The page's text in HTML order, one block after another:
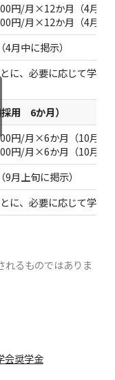
/月×12か月（4月～
円/月×12か月（4月～
月中に掲示）
に、必要に応じて学内
用 6か月）
/月×6か月（10月～
円/月×6か月（10月～
月上旬に掲示）
に、必要に応じて学内
れるものではありま
会奨学金